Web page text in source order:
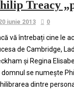
Treacy
iunie 2013 0
vă întrebați cine le
de Cambridge,
și Regina
domnul se numește
dintre